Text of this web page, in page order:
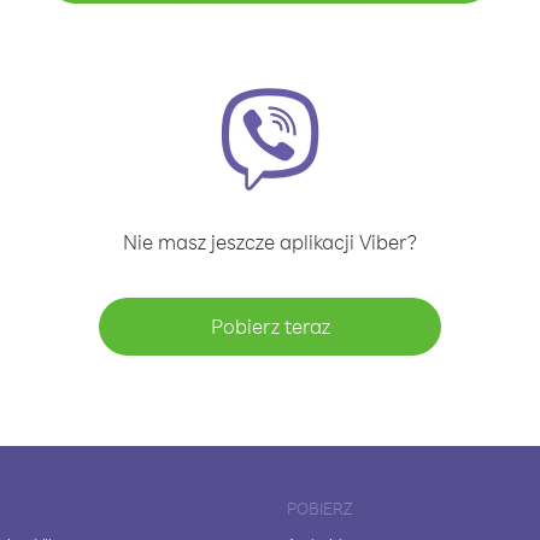
Nie masz jeszcze aplikacji Viber?
Pobierz teraz
POBIERZ